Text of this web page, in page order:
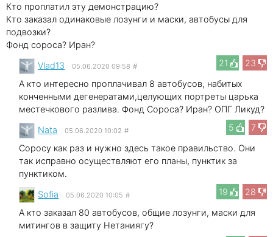
Кто проплатил эту демонстрацию?
Кто заказал одинаковые лозунги и маски, автобусы для
подвозки?
Фонд сороса? Иран?
21
23
Vlad13 05.06.2020 09:58 #
А кто интересно проплачивал 8 автобусов, набитых
конченными дегенератами,целующих портреты царька
местечкового разлива. Фонд Сороса? Иран? ОПГ Ликуд?
5
7
Nata 05.06.2020 10:02 #
Соросу как раз и нужно здесь такое правильство. Они
так исправно осуществляют его планы, пунктик за
пунктиком.
19
28
Sofia 05.06.2020 10:05 #
А кто заказал 80 автобусов, общие лозунги, маски для
митингов в защиту Нетаниягу?